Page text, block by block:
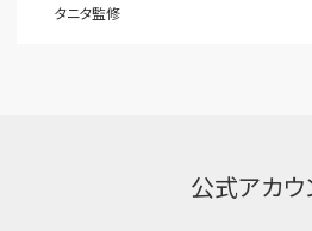
タニタ監修
公式アカウ